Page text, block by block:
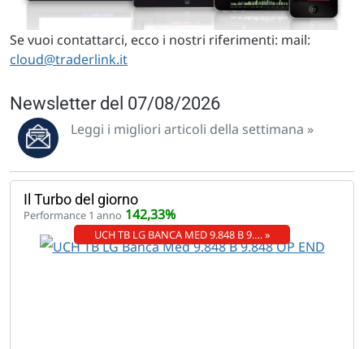
Se vuoi contattarci, ecco i nostri riferimenti: mail:
cloud@traderlink.it
Newsletter del 07/08/2026
Leggi i migliori articoli della settimana »
Il Turbo del giorno
Performance 1 anno 142,33%
UCH TB LG BANCA MED 9.848 B 9.… »